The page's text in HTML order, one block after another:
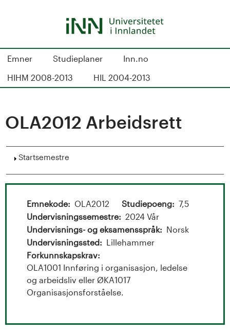
S
d
k
g
Emner Studieplaner
Inn.no
HIHM 2008-2013
HIL 2004-2013
OLA2012 Arbeidsrett
Vis
Startsemestre
Emnekode OLA2012 Studiepoeng
7,5
Undervisningssemestre
2024 Vår
Undervisnings- og eksamensspråk
Norsk
Undervisningssted
Lillehammer
Forkunnskapskrav
OLA1001 Innføring i organisasjon, ledelse
og arbeidsliv eller ØKA1017
Organisasjonsforståelse.